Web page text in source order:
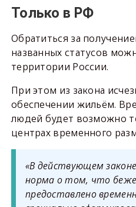
Только в РФ
Обратиться за
названных статусов
территории России.
При этом из закона
обеспечении жильём.
людей будет возможно
центрах временного
«В действующем
норма о том, что
предоставлено